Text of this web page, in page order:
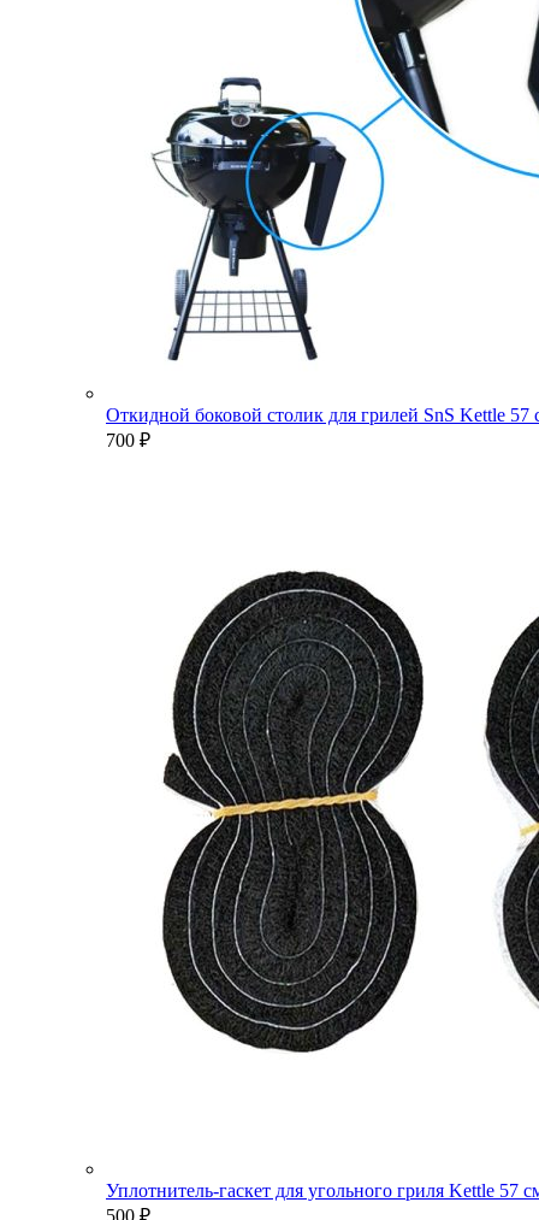
Откидной боковой столик для грилей SnS Kettle 57
700 ₽
Уплотнитель-гаскет для угольного гриля Kettle 57